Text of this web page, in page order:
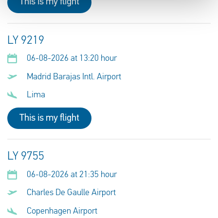
This is my flight
LY 9219
06-08-2026 at 13:20 hour
Madrid Barajas Intl. Airport
Lima
This is my flight
LY 9755
06-08-2026 at 21:35 hour
Charles De Gaulle Airport
Copenhagen Airport